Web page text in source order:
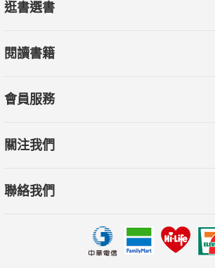
逛書選書
閱讀書籍
會員服務
關注我們
聯絡我們